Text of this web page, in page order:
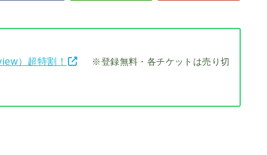
）超特割！ ※登録無料・各チケットは売り切